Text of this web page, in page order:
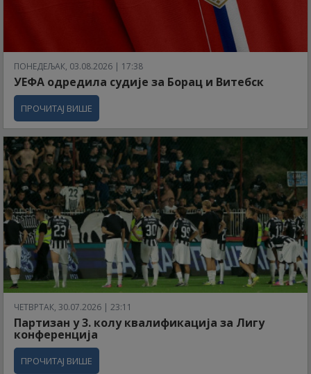
ПОНЕДЕЉАК, 03.08.2026 | 17:38
УЕФА одредила судије за Борац и Витебск
ПРОЧИТАЈ ВИШЕ
ЧЕТВРТАК, 30.07.2026 | 23:11
Партизан у 3. колу квалификација за Лигу
конференција
ПРОЧИТАЈ ВИШЕ